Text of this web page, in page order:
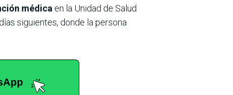
médica en la Unidad de Salud
siguientes, donde la persona